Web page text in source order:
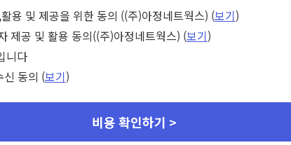
용 및 제공을 위한 동의 ((주)아정네트웍스) (보기)
제공 및 활용 동의((주)아정네트웍스) (보기)
니다
신 동의 (보기)
비용 확인하기 >